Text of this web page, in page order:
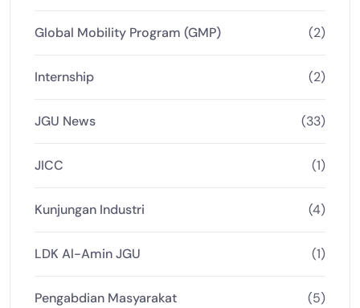
Global Mobility Program (GMP) (2)
Internship (2)
JGU News (33)
JICC (1)
Kunjungan Industri (4)
LDK Al-Amin JGU (1)
Pengabdian Masyarakat (5)